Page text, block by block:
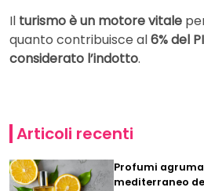
Il turismo è un motore vitale
quanto contribuisce al6% del
considerato l’indotto.
Articoli recenti
Profumi
mediterraneo